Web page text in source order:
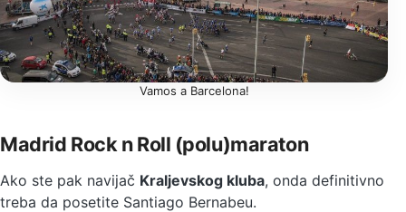
Vamos a Barcelona!
Madrid Rock n Roll (polu)maraton
Ako ste pak navijač Kraljevskog kluba, onda definitivno
treba da posetite Santiago Bernabeu.